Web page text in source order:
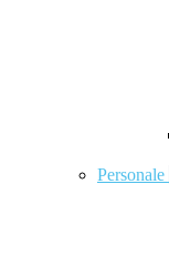
Personale